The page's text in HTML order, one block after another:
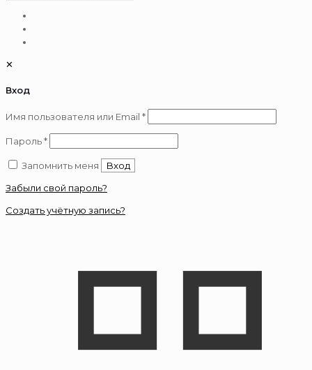
✕
Вход
Имя пользователя или Email *Обязательно
Пароль*Обязательно
Запомнить меня
Вход
Забыли свой пароль?
Создать учётную запись?